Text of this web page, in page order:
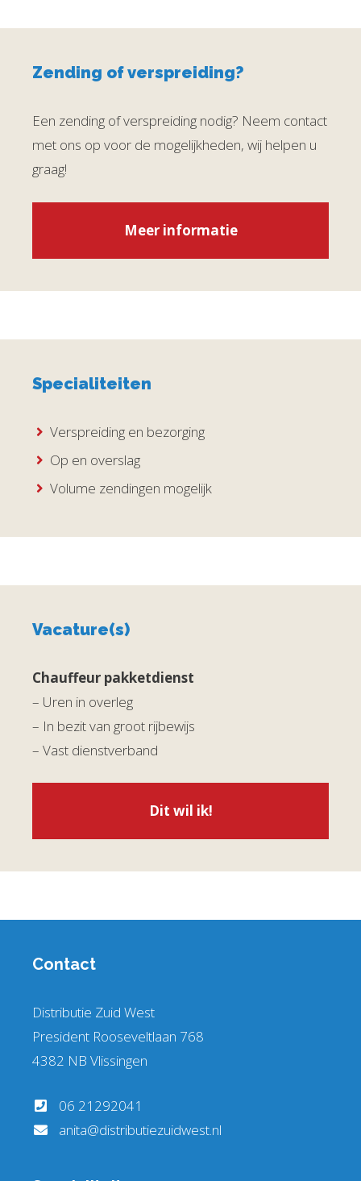
Zending of verspreiding?
Een zending of verspreiding nodig? Neem contact
met ons op voor de mogelijkheden, wij helpen u
graag!
Meer informatie
Specialiteiten
Verspreiding en bezorging
Op en overslag
Volume zendingen mogelijk
Vacature(s)
Chauffeur pakketdienst
– Uren in overleg
– In bezit van groot rijbewijs
– Vast dienstverband
Dit wil ik!
Contact
Distributie Zuid West
President Rooseveltlaan 768
4382 NB Vlissingen
06 21292041
anita@distributiezuidwest.nl